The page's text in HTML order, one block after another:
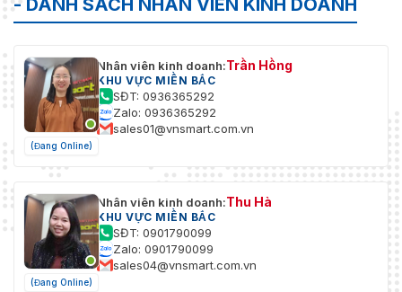
- DANH SÁCH NHÂN VIÊN KINH DOANH
(Đang Online)
Nhân viên kinh doanh:Trần Hồng
KHU VỰC MIỀN BẮC
SĐT: 0936365292
Zalo: 0936365292
sales01@vnsmart.com.vn
(Đang Online)
Nhân viên kinh doanh:Thu Hà
KHU VỰC MIỀN BẮC
SĐT: 0901790099
Zalo: 0901790099
sales04@vnsmart.com.vn